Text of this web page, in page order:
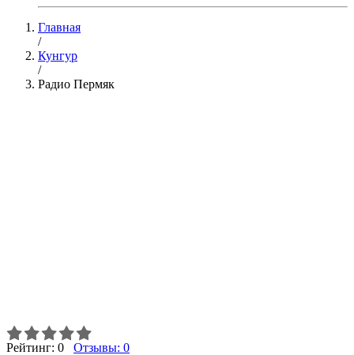
Главная
/
Кунгур
/
Радио Пермяк
Рейтинг: 0 Отзывы: 0